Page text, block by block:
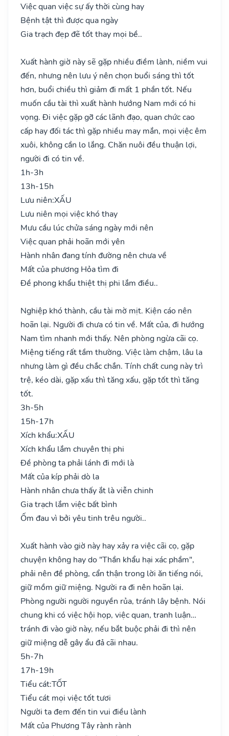
Việc quan việc sự ấy thời cùng hay
Bệnh tật thì được qua ngày
Gia trạch đẹp đẽ tốt thay mọi bề..
Xuất hành giờ này sẽ gặp nhiều điềm lành, niềm vui
đến, nhưng nên lưu ý nên chọn buổi sáng thì tốt
hơn, buổi chiều thì giảm đi mất 1 phần tốt. Nếu
muốn cầu tài thì xuất hành hướng Nam mới có hi
vọng. Đi việc gặp gỡ các lãnh đạo, quan chức cao
cấp hay đối tác thì gặp nhiều may mắn, mọi việc êm
xuôi, không cần lo lắng. Chăn nuôi đều thuận lợi,
người đi có tin về.
1h-3h
13h-15h
Lưu niên:XẤU
Lưu niên mọi việc khó thay
Mưu cầu lúc chửa sáng ngày mới nên
Việc quan phải hoãn mới yên
Hành nhân đang tính đường nên chưa về
Mất của phương Hỏa tìm đi
Đề phong khẩu thiệt thị phi lắm điều..
Nghiệp khó thành, cầu tài mờ mịt. Kiện cáo nên
hoãn lại. Người đi chưa có tin về. Mất của, đi hướng
Nam tìm nhanh mới thấy. Nên phòng ngừa cãi cọ.
Miệng tiếng rất tầm thường. Việc làm chậm, lâu la
nhưng làm gì đều chắc chắn. Tính chất cung này trì
trệ, kéo dài, gặp xấu thì tăng xấu, gặp tốt thì tăng
tốt.
3h-5h
15h-17h
Xích khẩu:XẤU
Xích khẩu lắm chuyên thị phi
Đề phòng ta phải lánh đi mới là
Mất của kíp phải dò la
Hành nhân chưa thấy ắt là viễn chinh
Gia trạch lắm việc bất bình
Ốm đau vì bởi yêu tinh trêu người..
Xuất hành vào giờ này hay xảy ra việc cãi cọ, gặp
chuyện không hay do "Thần khẩu hại xác phầm",
phải nên đề phòng, cẩn thận trong lời ăn tiếng nói,
giữ mồm giữ miệng. Người ra đi nên hoãn lại.
Phòng người người nguyền rủa, tránh lây bệnh. Nói
chung khi có việc hội họp, việc quan, tranh luận…
tránh đi vào giờ này, nếu bắt buộc phải đi thì nên
giữ miệng dễ gây ẩu đả cãi nhau.
5h-7h
17h-19h
Tiểu cát:TỐT
Tiểu cát mọi việc tốt tươi
Người ta đem đến tin vui điều lành
Mất của Phương Tây rành rành